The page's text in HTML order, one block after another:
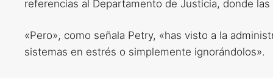
referencias al Departamento de Justicia, donde
«Pero», como señala Petry, «has visto a la
sistemas en estrés o simplemente ignorándolos».